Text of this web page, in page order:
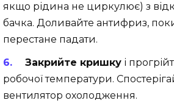
якщо рідина не циркулює) з
бачка. Доливайте антифриз,
перестане падати.
Закрийте кришкуі
робочої температури.
вентилятор охолодження.